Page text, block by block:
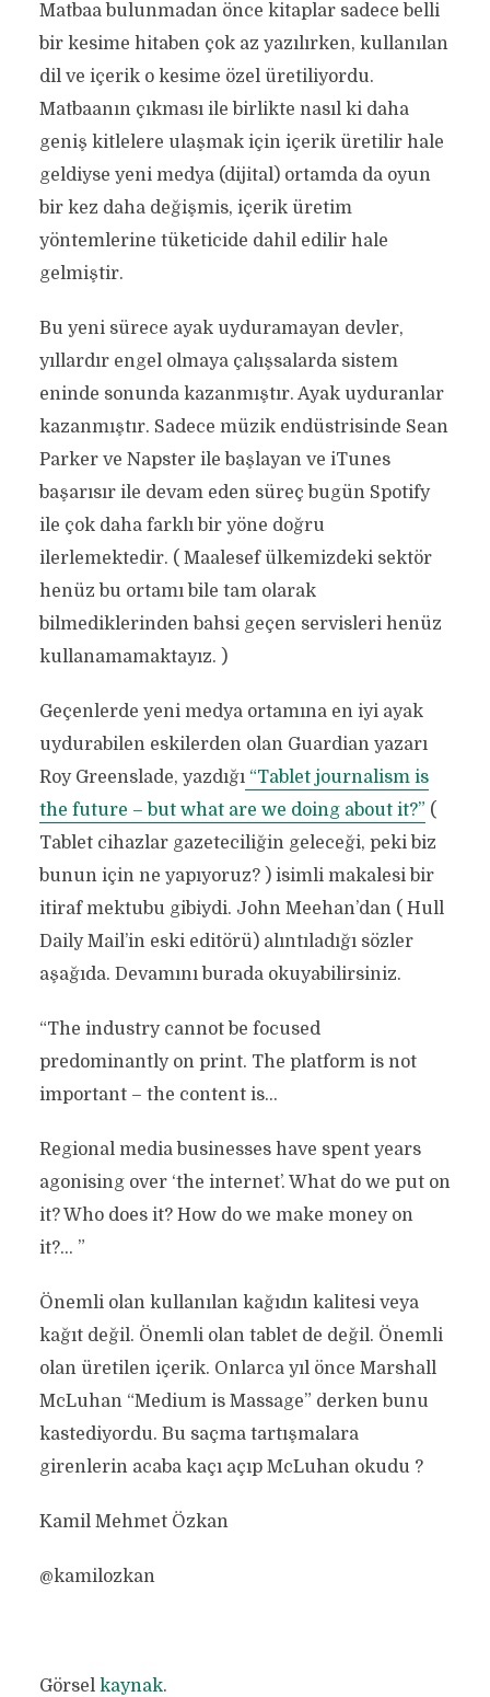
Matbaa bulunmadan önce kitaplar sadece belli
bir kesime hitaben çok az yazılırken, kullanılan
dil ve içerik o kesime özel üretiliyordu.
Matbaanın çıkması ile birlikte nasıl ki daha
geniş kitlelere ulaşmak için içerik üretilir hale
geldiyse yeni medya (dijital) ortamda da oyun
bir kez daha değişmis, içerik üretim
yöntemlerine tüketicide dahil edilir hale
gelmiştir.
Bu yeni sürece ayak uyduramayan devler,
yıllardır engel olmaya çalışsalarda sistem
eninde sonunda kazanmıştır. Ayak uyduranlar
kazanmıştır. Sadece müzik endüstrisinde Sean
Parker ve Napster ile başlayan ve iTunes
başarısır ile devam eden süreç bugün Spotify
ile çok daha farklı bir yöne doğru
ilerlemektedir. ( Maalesef ülkemizdeki sektör
henüz bu ortamı bile tam olarak
bilmediklerinden bahsi geçen servisleri henüz
kullanamamaktayız. )
Geçenlerde yeni medya ortamına en iyi ayak
uydurabilen eskilerden olan Guardian yazarı
Roy Greenslade, yazdığı“Tablet journalism is
the future – but what are we doing about it?” (
Tablet cihazlar gazeteciliğin geleceği, peki biz
bunun için ne yapıyoruz? ) isimli makalesi bir
itiraf mektubu gibiydi. John Meehan’dan ( Hull
Daily Mail’in eski editörü) alıntıladığı sözler
aşağıda. Devamını burada okuyabilirsiniz.
“The industry cannot be focused
predominantly on print. The platform is not
important – the content is…
Regional media businesses have spent years
agonising over ‘the internet’. What do we put on
it? Who does it? How do we make money on
it?… ”
Önemli olan kullanılan kağıdın kalitesi veya
kağıt değil. Önemli olan tablet de değil. Önemli
olan üretilen içerik. Onlarca yıl önce Marshall
McLuhan “Medium is Massage” derken bunu
kastediyordu. Bu saçma tartışmalara
girenlerin acaba kaçı açıp McLuhan okudu ?
Kamil Mehmet Özkan
@kamilozkan
Görsel kaynak.